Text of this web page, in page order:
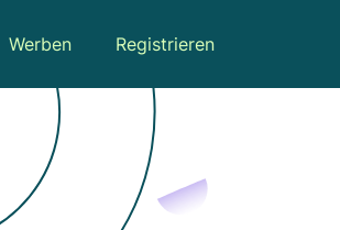
Werben Registrieren